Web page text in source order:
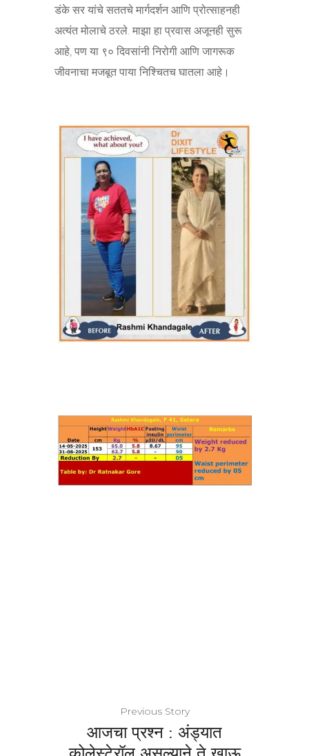
डंके सर यांचे सततचे मार्गदर्शन आणि प्रोत्साहनही
अत्यंत मोलाचे ठरले. माझा हा प्रवास अजूनही सुरू
आहे, पण या ९० दिवसांनी निरोगी आणि जागरूक
जीवनाचा मजबूत पाया निश्चितच घातला आहे।
Previous Story
आजचा प्रश्न : अंड्यात